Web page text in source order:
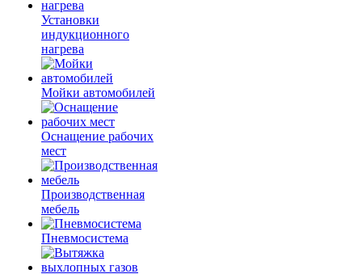
Установки
индукционного
нагрева
Мойки автомобилей
Оснащение рабочих
мест
Производственная
мебель
Пневмосистема